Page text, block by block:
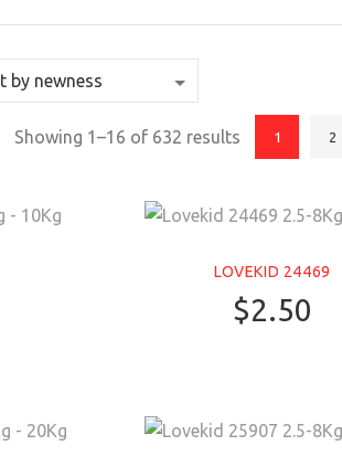
Showing 1–16 of 632 results 1 2
LOVEKID 24469
$2.50